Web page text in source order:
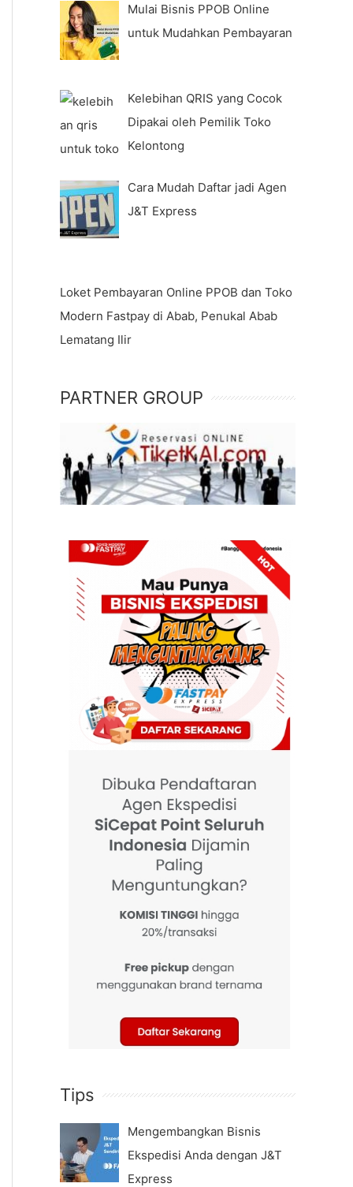
Mulai Bisnis PPOB Online
untuk Mudahkan Pembayaran
Kelebihan QRIS yang Cocok
Dipakai oleh Pemilik Toko
Kelontong
Cara Mudah Daftar jadi Agen
J&T Express
Loket Pembayaran Online PPOB dan Toko
Modern Fastpay di Abab, Penukal Abab
Lematang Ilir
PARTNER GROUP
Tips
Mengembangkan Bisnis
Ekspedisi Anda dengan J&T
Express